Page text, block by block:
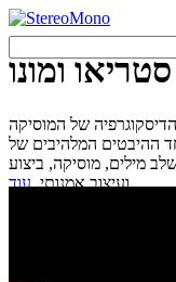
סטריאו ומונו
של המוסיקה
ההיבטים המלהיבים של
מילים, מוסיקה, ביצוע
ועיצוב אמנותי.עוד...